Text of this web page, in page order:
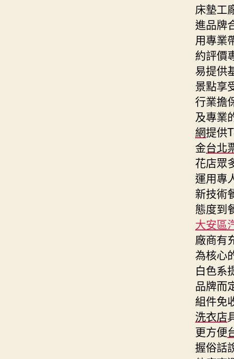
床墊工
進品牌
用專業
約評價
易提供
景點享
行業擔
及專業
網提供
金台北
花店眾
運用專
新技術
態度到
大安區
廠商有
為核心
白色系
品牌而
組件免
洗衣店
更方便
握俗話